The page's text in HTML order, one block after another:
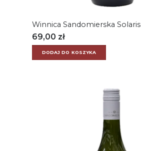
Winnica Sandomierska Solaris
69,00 zł
DODAJ DO KOSZYKA